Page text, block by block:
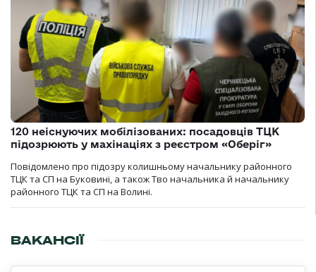
120 неіснуючих мобілізованих: посадовців ТЦК
підозрюють у махінаціях з реєстром «Оберіг»
Повідомлено про підозру колишньому начальнику районного
ТЦК та СП на Буковині, а також Тво начальника й начальнику
районного ТЦК та СП на Волині.
ВАКАНСІЇ